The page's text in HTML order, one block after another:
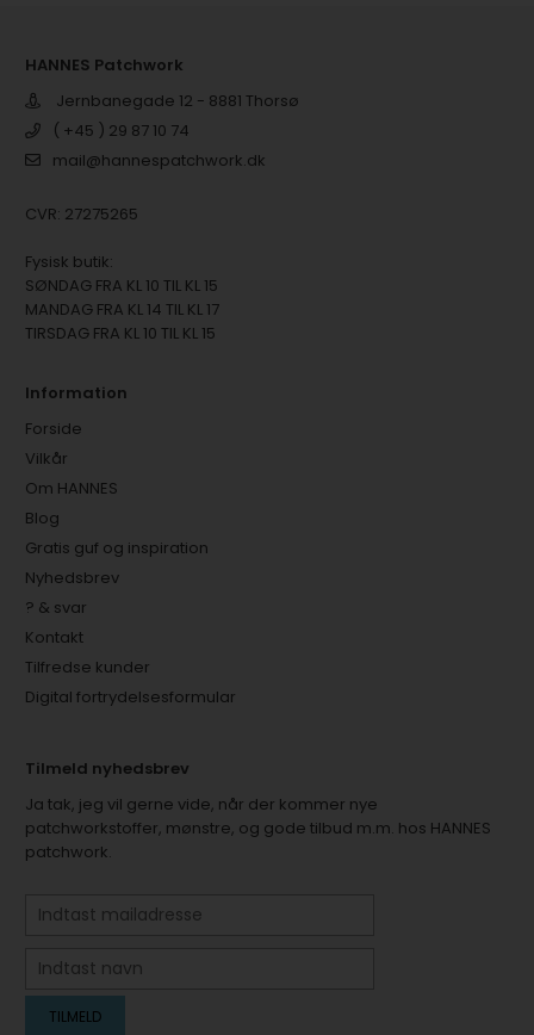
HANNES Patchwork
Jernbanegade 12 - 8881 Thorsø
( +45 ) 29 87 10 74
mail@hannespatchwork.dk
CVR: 27275265
Fysisk butik:
SØNDAG FRA KL 10 TIL KL 15
MANDAG FRA KL 14 TIL KL 17
TIRSDAG FRA KL 10 TIL KL 15
Information
Forside
Vilkår
Om HANNES
Blog
Gratis guf og inspiration
Nyhedsbrev
? & svar
Kontakt
Tilfredse kunder
Digital fortrydelsesformular
Tilmeld nyhedsbrev
Ja tak, jeg vil gerne vide, når der kommer nye
patchworkstoffer, mønstre, og gode tilbud m.m. hos HANNES
patchwork.